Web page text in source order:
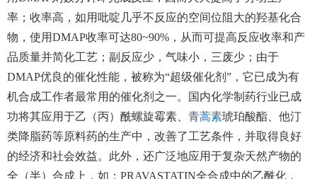
率；收率高，如用吡啶几乎不反应的空间位阻大的羟基化合
物，使用DMAP收率可达80~90%，从而可提高反应收率和产
品质量并简化工艺；副反应少，气味小，三废少；由于
DMAP优良的催化性能，被称为“超级催化剂”，它已成为有
机合成工作者最常用的催化剂之一。国内化学制药行业已成
功将其应用于乙（丙）酰螺旋霉素、 青蒿素琥珀酸酯、他汀
类降脂药等原料药的生产中，改善了工艺条件，并取得良好
的经济和社会效益。此外，还广泛地应用于复杂天然产物的
全（半）合成上，如： PRAVASTATIN全合成中的乙酰化，